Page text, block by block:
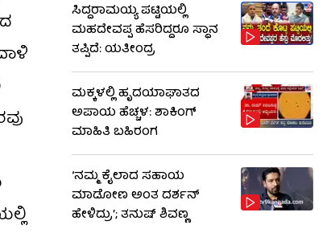
ಸಿದ್ದರಾಮಯ್ಯ ಪಟ್ಟಿಯಲ್ಲಿ
ಮಹದೇವಪ್ಪ ಹೆಸರಿದ್ದರೂ ಸ್ಥಾನ
ತಪ್ಪಿದೆ: ಯತೀಂದ್ರ
ಮಕ್ಕಳಲ್ಲಿ ಹೃದಯಾಘಾತದ
ಅಪಾಯ ಹೆಚ್ಚಳ: ಶಾಕಿಂಗ್​​
ಮಾಹಿತಿ ಬಹಿರಂಗ
‘ನಮ್ಮ ಕೈಲಾದ ಸಹಾಯ
ಮಾಡೋಣ ಅಂತ ದರ್ಶನ್
ಹೇಳಿದ್ರು’; ತನುಷ್ ಶಿವಣ್ಣ